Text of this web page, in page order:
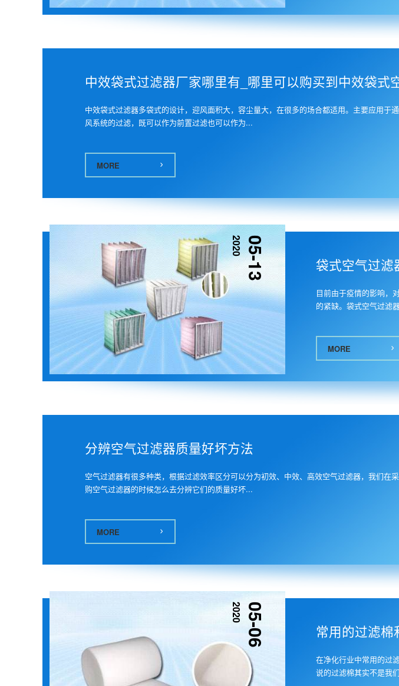
中效袋式过滤器厂家哪里有_哪里可以购买到中效袋式
中效袋式过滤器多袋式的设计，迎风面积大，容尘量大，在很多的场合都适用。主要应用于通
风系统的过滤，既可以作为前置过滤也可以作为...
MORE
05-13
2020
袋式空气过滤
目前由于疫情的影响，
的紧缺。袋式空气过滤
MORE
分辨空气过滤器质量好坏方法
空气过滤器有很多种类，根据过滤效率区分可以分为初效、中效、高效空气过滤器，我们在采
购空气过滤器的时候怎么去分辨它们的质量好坏...
MORE
05-06
2020
常用的过滤棉
在净化行业中常用的过
说的过滤棉其实不是我